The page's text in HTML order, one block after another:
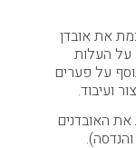
את אובדן
על העלות
על פערים
ועיבוד.
האובדנים